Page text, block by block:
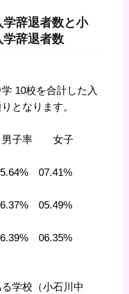
辞退者数と小
学辞退者数
10校を合計した入
となります。
率 女子
07.41%
05.49%
06.35%
学校（小石川中